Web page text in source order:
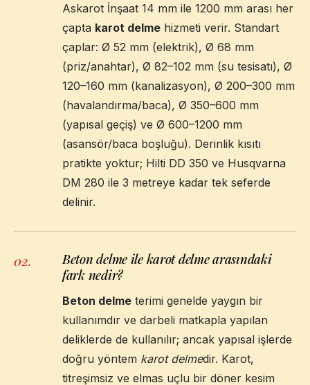
Askarot İnşaat 14 mm ile 1200 mm arası her
çapta karot delme hizmeti verir. Standart
çaplar: Ø 52 mm (elektrik), Ø 68 mm
(priz/anahtar), Ø 82–102 mm (su tesisatı), Ø
120–160 mm (kanalizasyon), Ø 200–300 mm
(havalandırma/baca), Ø 350–600 mm
(yapısal geçiş) ve Ø 600–1200 mm
(asansör/baca boşluğu). Derinlik kısıtı
pratikte yoktur; Hilti DD 350 ve Husqvarna
DM 280 ile 3 metreye kadar tek seferde
delinir.
02.
Beton delme ile karot delme arasındaki
fark nedir?
Beton delme terimi genelde yaygın bir
kullanımdır ve darbeli matkapla yapılan
deliklerde de kullanılır; ancak yapısal işlerde
doğru yöntem karot delmedir. Karot,
titreşimsiz ve elmas uçlu bir döner kesim